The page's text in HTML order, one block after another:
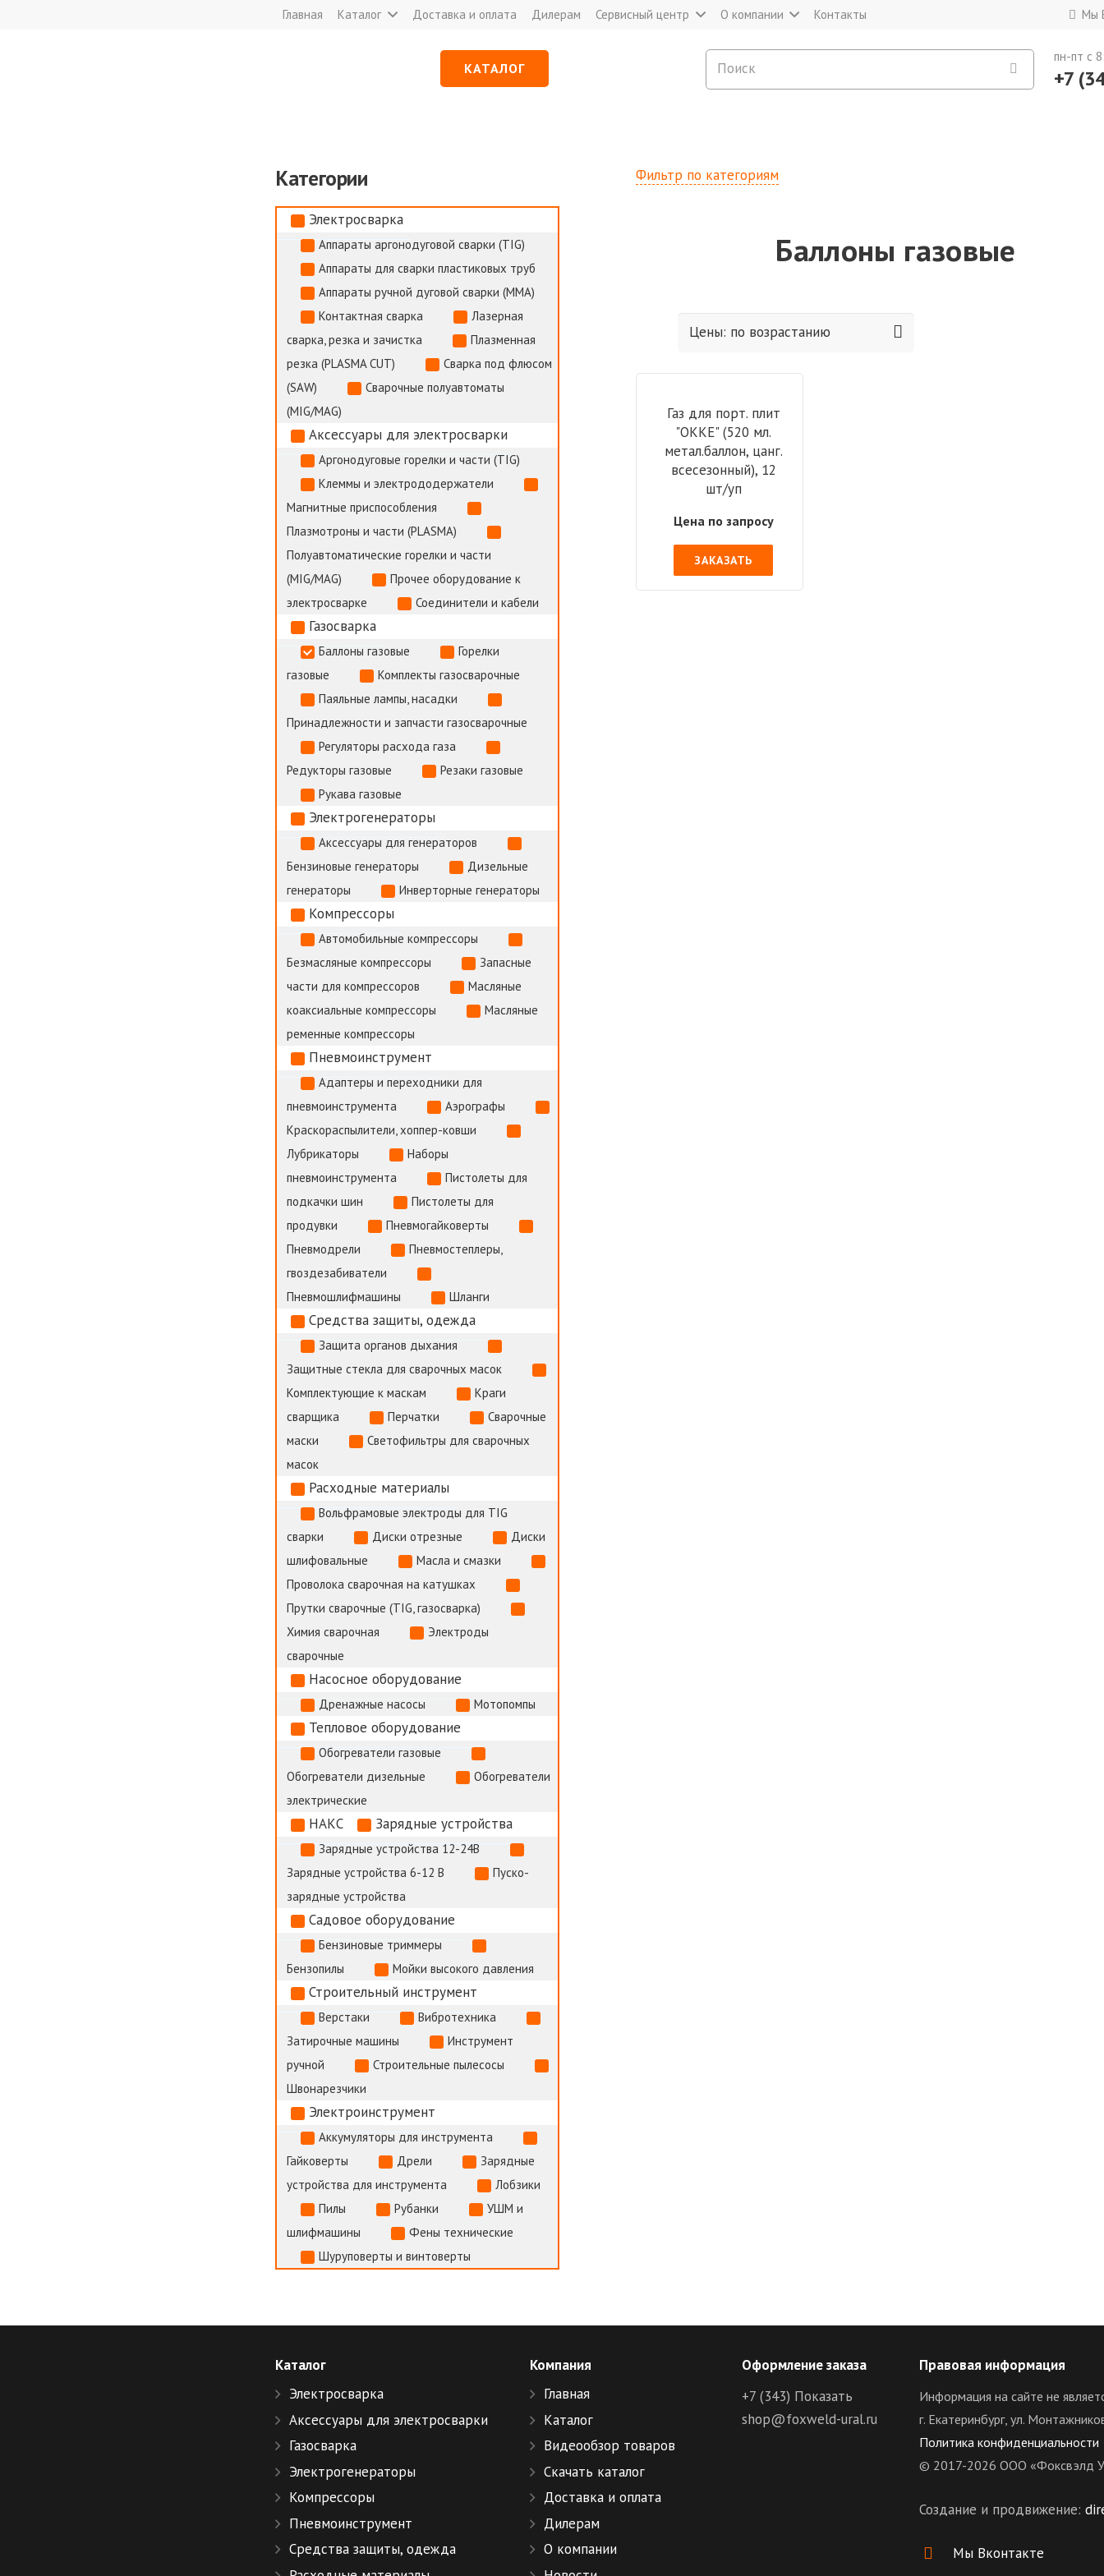
Главная Каталог Доставка и оплата Дилерам Сервисный центр О компании Контакты Мы
КАТАЛОГ
пн-пт c
+7
Фильтр по категориям
Баллоны газовые
Газ для порт. плит
"ОККE" (520 мл.
метал.баллон, цанг.
всесезонный), 12
шт/уп
Цена по запросу
ЗАКАЗАТЬ
Категории
Электросварка
Аппараты аргонодуговой сварки (TIG)
Аппараты для сварки пластиковых труб
Аппараты ручной дуговой сварки (MMA)
Контактная сварка
Лазерная
сварка, резка и зачистка
Плазменная
резка (PLASMA CUT)
Сварка под флюсом
(SAW)
Сварочные полуавтоматы
(MIG/MAG)
Аксессуары для электросварки
Аргонодуговые горелки и части (TIG)
Клеммы и электрододержатели
Магнитные приспособления
Плазмотроны и части (PLASMA)
Полуавтоматические горелки и части
(MIG/MAG)
Прочее оборудование к
электросварке
Соединители и кабели
Газосварка
Баллоны газовые
Горелки
газовые
Комплекты газосварочные
Паяльные лампы, насадки
Принадлежности и запчасти газосварочные
Регуляторы расхода газа
Редукторы газовые
Резаки газовые
Рукава газовые
Электрогенераторы
Аксессуары для генераторов
Бензиновые генераторы
Дизельные
генераторы
Инверторные генераторы
Компрессоры
Автомобильные компрессоры
Безмасляные компрессоры
Запасные
части для компрессоров
Масляные
коаксиальные компрессоры
Масляные
ременные компрессоры
Пневмоинструмент
Адаптеры и переходники для
пневмоинструмента
Аэрографы
Краскораспылители, хоппер-ковши
Лубрикаторы
Наборы
пневмоинструмента
Пистолеты для
подкачки шин
Пистолеты для
продувки
Пневмогайковерты
Пневмодрели
Пневмостеплеры,
гвоздезабиватели
Пневмошлифмашины
Шланги
Средства защиты, одежда
Защита органов дыхания
Защитные стекла для сварочных масок
Комплектующие к маскам
Краги
сварщика
Перчатки
Сварочные
маски
Светофильтры для сварочных
масок
Расходные материалы
Вольфрамовые электроды для TIG
сварки
Диски отрезные
Диски
шлифовальные
Масла и смазки
Проволока сварочная на катушках
Прутки сварочные (TIG, газосварка)
Химия сварочная
Электроды
сварочные
Насосное оборудование
Дренажные насосы Мотопомпы
Тепловое оборудование
Обогреватели газовые
Обогреватели дизельные
Обогреватели
электрические
НАКС Зарядные устройства
Зарядные устройства 12-24В
Зарядные устройства 6-12 В
Пуско-
зарядные устройства
Садовое оборудование
Бензиновые триммеры
Бензопилы
Мойки высокого давления
Строительный инструмент
Верстаки
Вибротехника
Затирочные машины
Инструмент
ручной
Строительные пылесосы
Швонарезчики
Электроинструмент
Аккумуляторы для инструмента
Гайковерты
Дрели
Зарядные
устройства для инструмента
Лобзики
Пилы
Рубанки
УШМ и
шлифмашины
Фены технические
Шуруповерты и винтоверты
Каталог
Электросварка
Аксессуары для электросварки
Газосварка
Электрогенераторы
Компрессоры
Пневмоинструмент
Средства защиты, одежда
Компания
Главная
Каталог
Видеообзор товаров
Скачать каталог
Доставка и оплата
Дилерам
О компании
Оформление заказа
+7 (343) Показать
shop@foxweld-ural.ru
Правовая информация
Информация на сайте не
г. Екатеринбург, ул.
Политика конфиденциальности
© 2017-2026 ООО «Фоксвэлд
Создание и продвижение:
Мы Вконтакте